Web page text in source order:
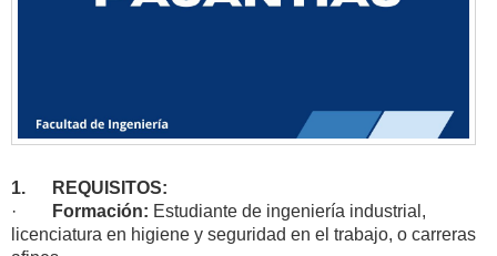
1.
REQUISITOS:
·
Formación: Estudiante de ingeniería industrial,
licenciatura en higiene y seguridad en el trabajo, o carreras